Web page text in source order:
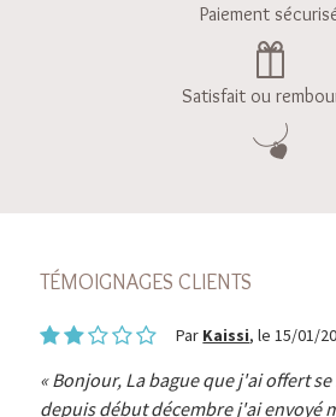
Paiement
Satisfait ou
TÉMOIGNAGES CLIENTS
Par Kaissi, le 15/01/
Bonjour, La bague que j'ai offert
depuis début décembre j'ai envoyé